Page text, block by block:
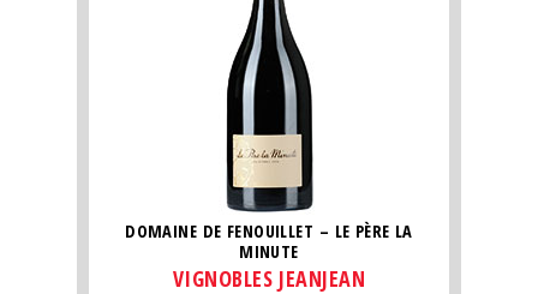
DOMAINE DE FENOUILLET – LE PÈRE LA
MINUTE
VIGNOBLES JEANJEAN